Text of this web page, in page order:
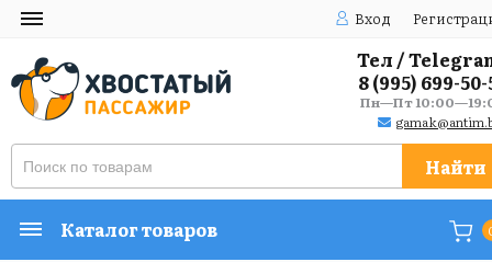
Вход
Тел /
8 (995) 699-50-
Пн—Пт
Найти
Каталог товаров